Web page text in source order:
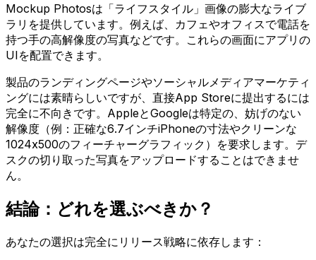
Mockup Photosは「ライフスタイル」画像の膨大なライブ
ラリを提供しています。例えば、カフェやオフィスで電話を
持つ手の高解像度の写真などです。これらの画面にアプリの
UIを配置できます。
製品のランディングページやソーシャルメディアマーケティ
ングには素晴らしいですが、直接App Storeに提出するには
完全に不向きです。AppleとGoogleは特定の、妨げのない
解像度（例：正確な6.7インチiPhoneの寸法やクリーンな
1024x500のフィーチャーグラフィック）を要求します。デ
スクの切り取った写真をアップロードすることはできませ
ん。
結論：どれを選ぶべきか？
あなたの選択は完全にリリース戦略に依存します：